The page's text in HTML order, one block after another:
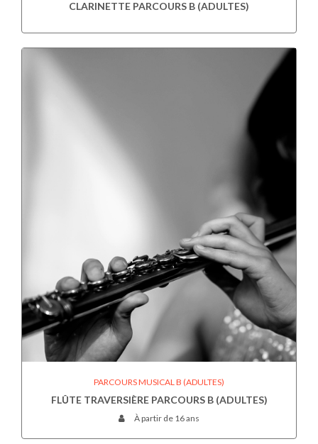
CLARINETTE PARCOURS B (ADULTES)
PARCOURS MUSICAL B (ADULTES)
FLÛTE TRAVERSIÈRE PARCOURS B (ADULTES)
À partir de 16 ans